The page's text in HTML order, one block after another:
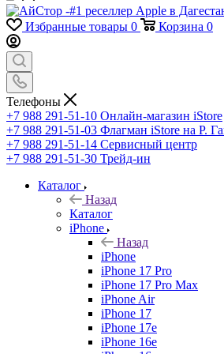
Избранные товары 0 Корзина 0
Телефоны
+7 988 291-51-10 Онлайн-магазин iStore
+7 988 291-51-03 Флагман iStore на Р.
+7 988 291-51-14 Сервисный центр
+7 988 291-51-30 Трейд-ин
Каталог
Назад
Каталог
iPhone
Назад
iPhone
iPhone 17 Pro
iPhone 17 Pro Max
iPhone Air
iPhone 17
iPhone 17e
iPhone 16e